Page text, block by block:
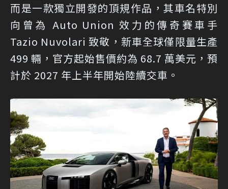
而是一款獨立開發的頂規作品，其車名特別
向曾為 Auto Union 效力的傳奇賽車手
Tazio Nuvolari 致敬，新車全球僅限量生產
499 輛，官方起始售價約為 68.7 萬美元，預
計於 2027 年上半年開始陸續交車。